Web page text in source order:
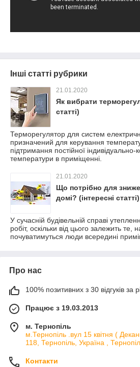
Інші статті рубрики
21.01.2020
Як вибрати
статті)
Терморегулятор для систем
призначений для керування
підтримання постійної
температури в приміщенні.
21.01.2020
Що потрібно для
домі? (інтересні статті)
У сучасній будівельній справі
робіт, оскільки від цього залежить те,
почуватимуться люди всередині
Про нас
100% позитивних з 30 відгуків за
Працює з 19.03.2013
м. Тернопіль
м.Тернопіль .вул 15 квітня (
118, Тернопіль, Україна ,
Контакти